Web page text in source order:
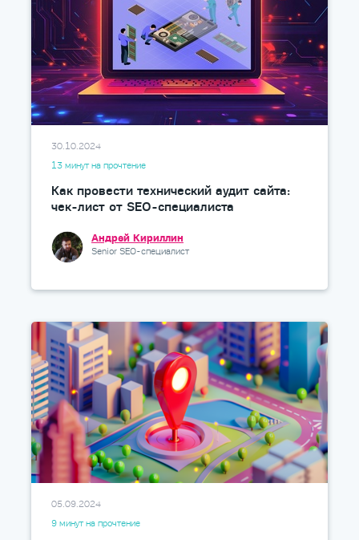
30.10.2024
13 минут на прочтение
Как провести технический аудит сайта:
чек-лист от SEO-специалиста
Андрей Кириллин
Senior SEO-специалист
05.09.2024
9 минут на прочтение